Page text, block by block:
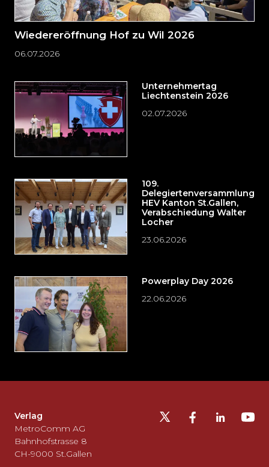
Wiedereröffnung Hof zu Wil 2026
06.07.2026
Unternehmertag
Liechtenstein 2026
02.07.2026
109.
Delegiertenversammlung
HEV Kanton St.Gallen,
Verabschiedung Walter
Locher
23.06.2026
Powerplay Day 2026
22.06.2026
auslassen
und
zurück
zum
Verlag
MetroComm AG
Bahnhofstrasse 8
CH-9000 St.Gallen